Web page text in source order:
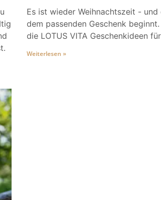
Es ist wieder Weihnachtszeit - und
dem passenden Geschenk
die LOTUS VITA Geschenkideen
Weiterlesen »